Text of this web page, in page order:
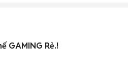
GAMING Rẻ.!